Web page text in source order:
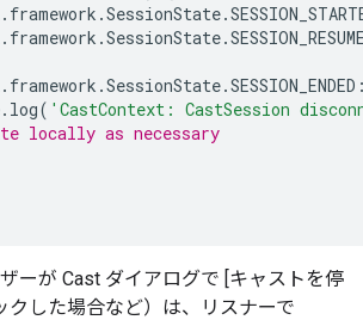
. framework .SessionState.
. framework .SessionState.
. framework .SessionState.SESSION_ENDED
. log( 'CastContext: CastSession
locally as necessary
ーが Cast ダイアログで [キャストを停
クした場合など）は、リスナーで